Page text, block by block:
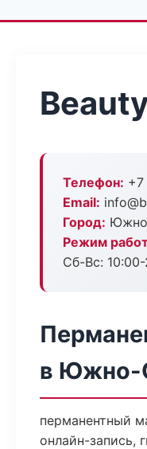
Телефон:
Email:
Город:
Режим
Сб-Вс:
в Южно-
перманентный
онлайн-запись,